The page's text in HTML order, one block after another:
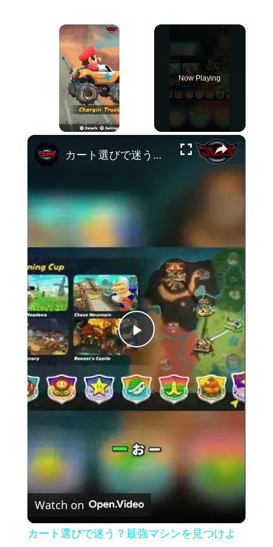
×
Now Playing
×
P
l
a
y
V
i
カート選びで迷う？最強マシンを見つけよう！ #shorts
Watch on
カート選びで迷う？最強マシンを見つけよ